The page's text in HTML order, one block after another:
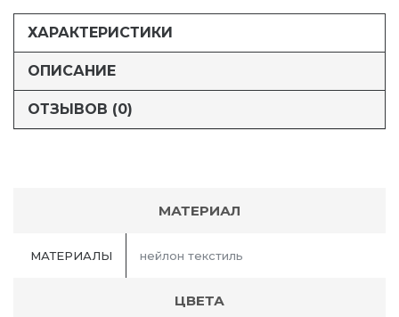
ХАРАКТЕРИСТИКИ
ОПИСАНИЕ
ОТЗЫВОВ (0)
МАТЕРИАЛ
МАТЕРИАЛЫ нейлон текстиль
ЦВЕТА